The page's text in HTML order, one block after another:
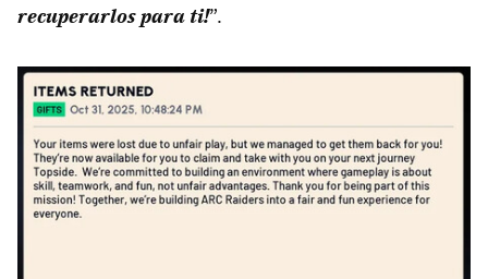
recuperarlos para ti!”.